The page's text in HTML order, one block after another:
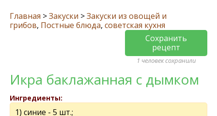
Главная >Закуски >Закуски из овощей и
грибов, Постные блюда, советская кухня
Сохранить
рецепт
1 человек сохранили
Икра баклажанная с дымком
Ингредиенты:
1) синие - 5 шт.;